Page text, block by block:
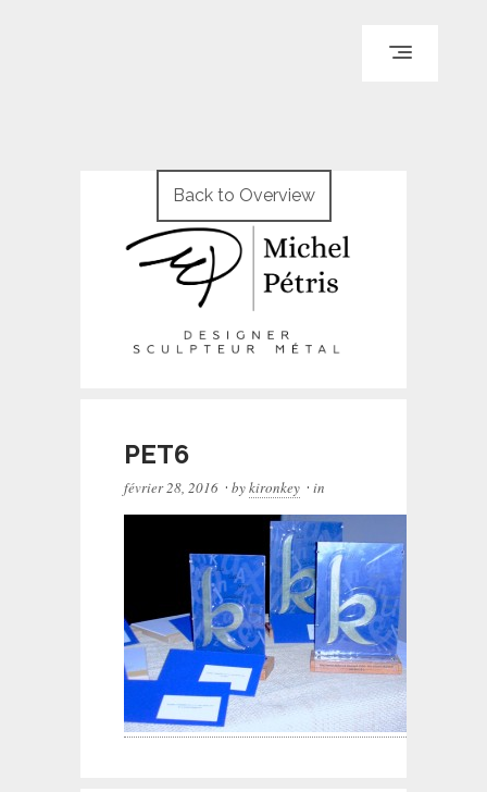
PORTFOLIO
LE BLOG
PET6
février 28, 2016 · bykironkey · in
Back to Overview